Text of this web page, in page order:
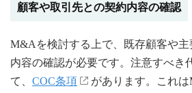
顧客や取引先との契約内容の確認
M&Aを検討する上で、既存顧客や
内容の確認が必要です。注意すべき
て、 COC条項
があります。これ